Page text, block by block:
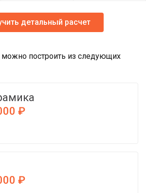
детальный расчет
построить из следующих
₽
₽